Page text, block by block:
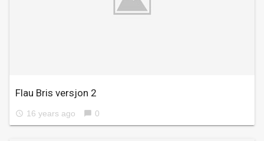
Flau Bris versjon 2
access_time 16 years ago chat_bubble 0